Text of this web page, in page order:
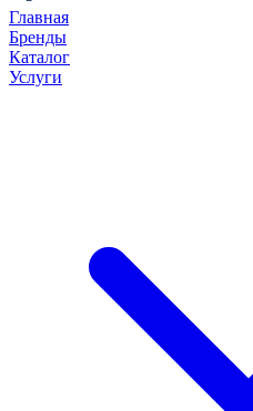
Главная
Бренды
Каталог
Услуги